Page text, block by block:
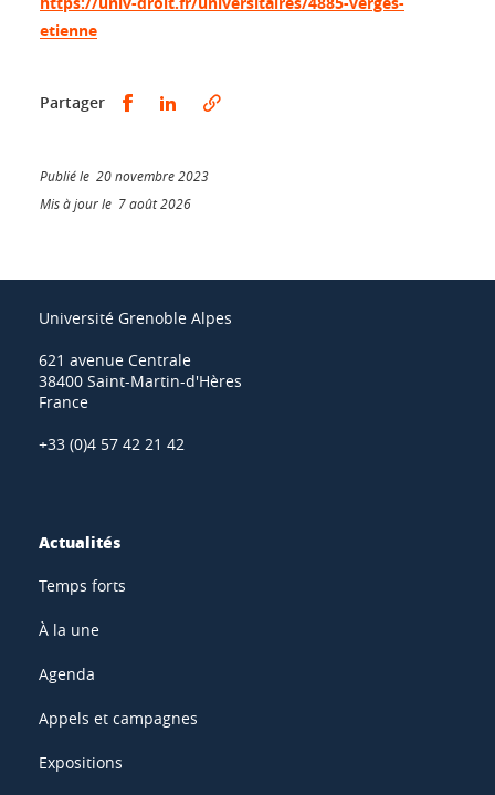
etienne
Partager Partager sur Facebook
Partager sur LinkedIn
Publié le 20 novembre 2023
Mis à jour le 7 août 2026
Université Grenoble Alpes
621 avenue Centrale
38400 Saint-Martin-d'Hères
France
+33 (0)4 57 42 21 42
Actualités
Temps forts
À la une
Agenda
Appels et campagnes
Expositions